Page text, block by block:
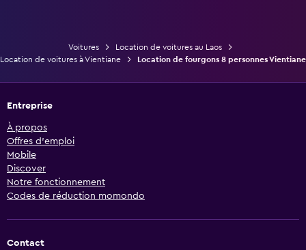
Voitures
Location de voitures au Laos
Location de voitures à Vientiane
Location de fourgons 8 personnes Vientiane
Entreprise
À propos
Offres d’emploi
Mobile
Discover
Notre fonctionnement
Codes de réduction momondo
Contact